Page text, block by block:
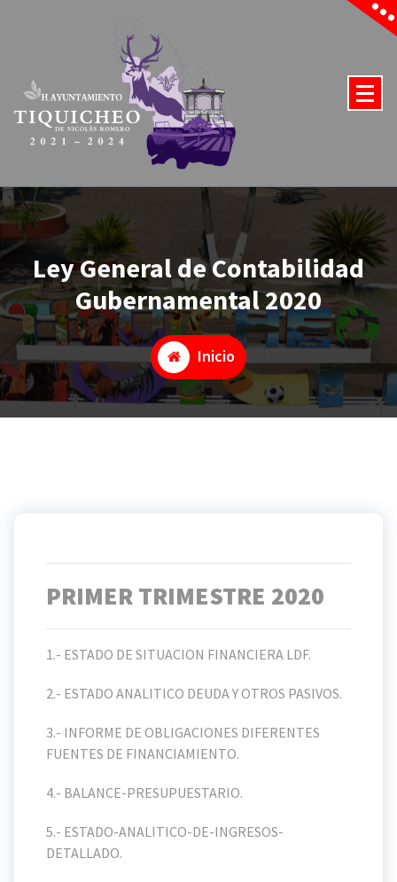
Ley General de Contabilidad
Gubernamental 2020
Inicio
PRIMER TRIMESTRE 2020
1.- ESTADO DE SITUACION FINANCIERA LDF.
2.- ESTADO ANALITICO DEUDA Y OTROS PASIVOS.
3.- INFORME DE OBLIGACIONES DIFERENTES
FUENTES DE FINANCIAMIENTO.
4.- BALANCE-PRESUPUESTARIO.
5.- ESTADO-ANALITICO-DE-INGRESOS-
DETALLADO.